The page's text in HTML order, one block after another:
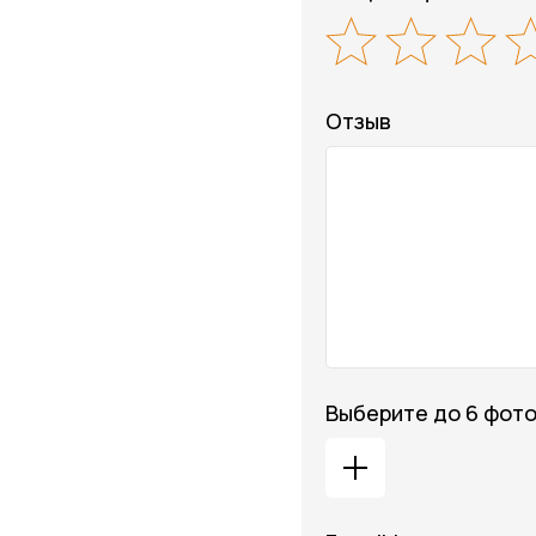
Отзыв
Выберите до 6 фото